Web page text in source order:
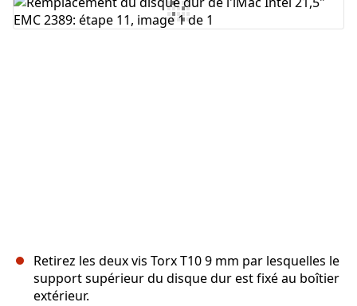
Ajouter un commentaire
Retirez les deux vis Torx T10 9 mm par lesquelles le
support supérieur du disque dur est fixé au boîtier
extérieur.